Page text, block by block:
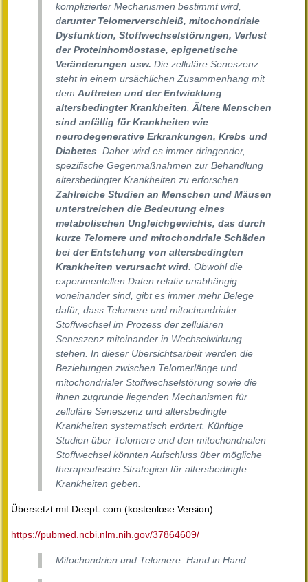
komplizierter Mechanismen bestimmt wird,
darunter Telomerverschleiß, mitochondriale
Dysfunktion, Stoffwechselstörungen, Verlust
der Proteinhomöostase, epigenetische
Veränderungen usw. Die zelluläre Seneszenz
steht in einem ursächlichen Zusammenhang mit
dem Auftreten und der Entwicklung
altersbedingter Krankheiten. Ältere Menschen
sind anfällig für Krankheiten wie
neurodegenerative Erkrankungen, Krebs und
Diabetes. Daher wird es immer dringender,
spezifische Gegenmaßnahmen zur Behandlung
altersbedingter Krankheiten zu erforschen.
Zahlreiche Studien an Menschen und Mäusen
unterstreichen die Bedeutung eines
metabolischen Ungleichgewichts, das durch
kurze Telomere und mitochondriale Schäden
bei der Entstehung von altersbedingten
Krankheiten verursacht wird. Obwohl die
experimentellen Daten relativ unabhängig
voneinander sind, gibt es immer mehr Belege
dafür, dass Telomere und mitochondrialer
Stoffwechsel im Prozess der zellulären
Seneszenz miteinander in Wechselwirkung
stehen. In dieser Übersichtsarbeit werden die
Beziehungen zwischen Telomerlänge und
mitochondrialer Stoffwechselstörung sowie die
ihnen zugrunde liegenden Mechanismen für
zelluläre Seneszenz und altersbedingte
Krankheiten systematisch erörtert. Künftige
Studien über Telomere und den mitochondrialen
Stoffwechsel könnten Aufschluss über mögliche
therapeutische Strategien für altersbedingte
Krankheiten geben.
Übersetzt mit DeepL.com (kostenlose Version)
https://pubmed.ncbi.nlm.nih.gov/37864609/
Mitochondrien und Telomere: Hand in Hand